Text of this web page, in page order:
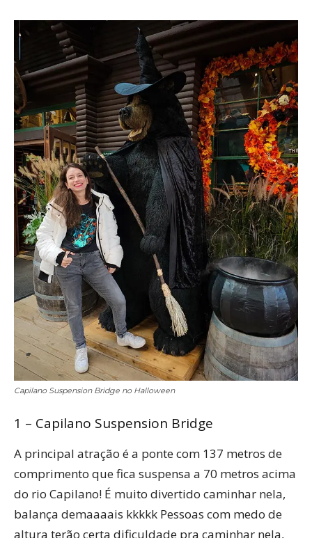
Capilano Suspension Bridge no Halloween
1 – Capilano Suspension Bridge
A principal atração é a ponte com 137 metros de
comprimento que fica suspensa a 70 metros acima
do rio Capilano! É muito divertido caminhar nela,
balança demaaaais kkkkk Pessoas com medo de
altura terão certa dificuldade pra caminhar nela,